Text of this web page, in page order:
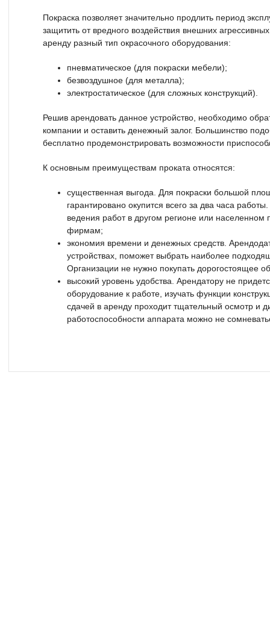
Покраска позволяет значительно продлить период
защитить от вредного воздействия внешних
аренду разный тип окрасочного оборудования:
пневматическое (для покраски мебели);
безвоздушное (для металла);
электростатическое (для сложных конструкций).
Решив арендовать данное устройство, необходимо
компании и оставить денежный залог. Большинство
бесплатно продемонстрировать возможности
К основным преимуществам проката относятся:
существенная выгода. Для покраски большой
гарантировано окупится всего за два часа
ведения работ в другом регионе или населенном
фирмам;
экономия времени и денежных средств.
устройствах, поможет выбрать наиболее
Организации не нужно покупать дорогостоящее
высокий уровень удобства. Арендатору не
оборудование к работе, изучать функции
сдачей в аренду проходит тщательный осмотр и
работоспособности аппарата можно не